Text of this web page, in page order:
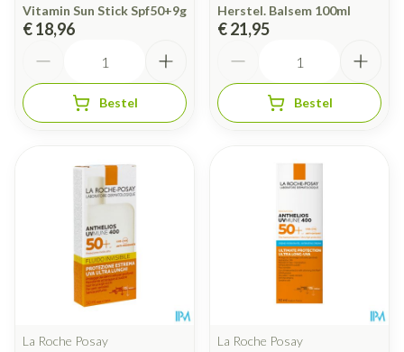
Vitamin Sun Stick Spf50+9g
€ 18,96
Bestel
Herstel. Balsem 100ml
€ 21,95
Bestel
La Roche Posay
La Roche Posay